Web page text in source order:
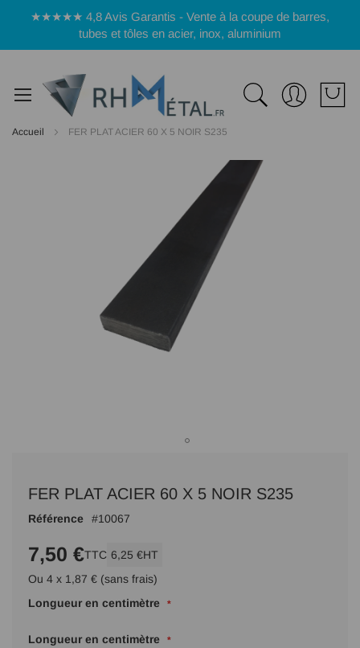
★★★★★ 4,8 Avis Garantis - Vente à la coupe de barres,
tubes et tôles en acier, inox, aluminium
Accueil FER PLAT ACIER 60 X 5 NOIR S235
début
d’images
FER PLAT ACIER 60 X 5 NOIR S235
Référence 10067
7,50 €TTC 6,25 €HT
Ou 4 x 1,87 € (sans frais)
Longueur en centimètre
Longueur en centimètre